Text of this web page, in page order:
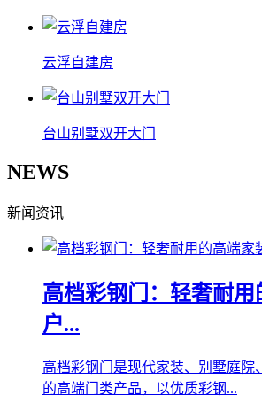
云浮自建房
台山别墅双开大门
NEWS
新闻资讯
高档彩钢门：轻奢耐
户...
高档彩钢门是现代家装、别墅庭院
的高端门类产品，以优质彩钢...